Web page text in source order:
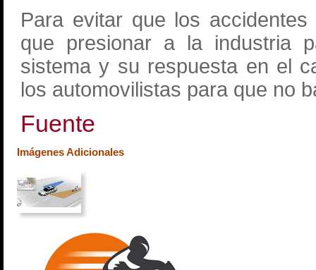
Para evitar que los
que presionar a la industria
sistema y su respuesta en el
los automovilistas para que no
Fuente
Imágenes Adicionales